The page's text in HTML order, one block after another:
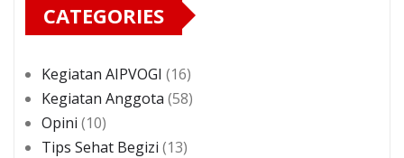
CATEGORIES
Kegiatan AIPVOGI (16)
Kegiatan Anggota (58)
Opini (10)
Tips Sehat Begizi (13)